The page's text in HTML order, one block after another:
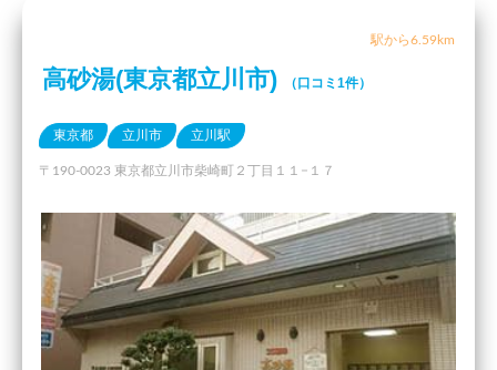
駅から6.59km
高砂湯(東京都立川市) （口コミ1件）
東京都 立川市 立川駅
〒190-0023 東京都立川市柴崎町２丁目１１−１７